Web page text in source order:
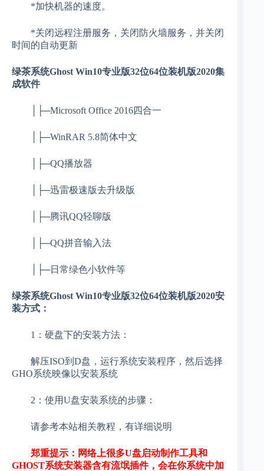
*加快机器的速度。
*关闭远程注册服务，关闭防火墙服务，并关闭
时间的自动更新
绿茶系统Ghost Win10专业版32位64位装机版2020集
成软件
│├─Microsoft Office 2016四合一
│├─WinRAR 5.8简体中文
│├─QQ播放器
│├─迅雷极速版去升级版
│├─腾讯QQ轻聊版
│├─QQ拼音输入法
│├─日常绿色小软件等
绿茶系统Ghost Win10专业版32位64位装机版2020安
装方式：
1：硬盘下的安装方法：
解压ISO到D盘，运行系统安装程序，然后选择
GHO系统映像以安装系统
2：使用U盘安装系统的步骤：
请参考本站相关教程，有详细说明
郑重提示：网络上很多U盘启动制作工具和
GHOST系统安装器含有流氓插件，会在你系统中加